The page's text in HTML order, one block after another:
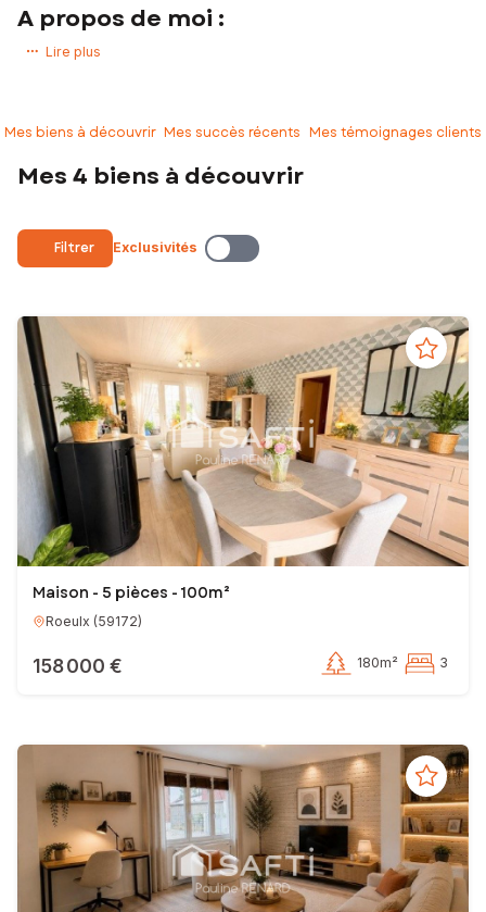
A propos de moi :
Vous avez un projet immobilier ? Vous souhaitez acheter ou vendre
conditions.
Je serai votre interlocutrice privilégiée tout au long de votre projet,
immobilier.
N’hésitez plus et contactez-moi !
EI - Agent commercial - 943 147 801 RSAC VALENCIENNES
Lire plus
Mes biens à découvrir Mes succès récents Mes témoignages clients
Mes 4 biens à découvrir
Filtrer Exclusivités
Maison - 5 pièces - 100m²
Roeulx (59172)
158 000 € 180m² 3